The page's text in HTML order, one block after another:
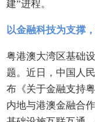
建”进程。
以金融科技为支撑
粤港澳大湾区基础
题。近日，中国人
布《关于金融支持
内地与港澳金融合